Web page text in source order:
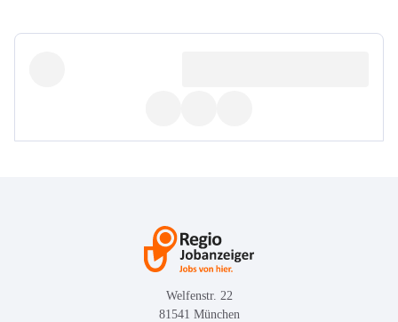
Welfenstr. 22
81541 München